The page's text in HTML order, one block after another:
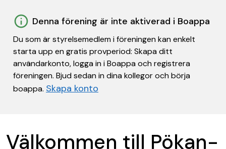
Denna förening är inte aktiverad i Boappa
Du som är styrelsemedlem i föreningen kan enkelt
starta upp en gratis provperiod: Skapa ditt
användarkonto, logga in i Boappa och registrera
föreningen. Bjud sedan in dina kollegor och börja
boappa. Skapa konto
Välkommen till Pökan-